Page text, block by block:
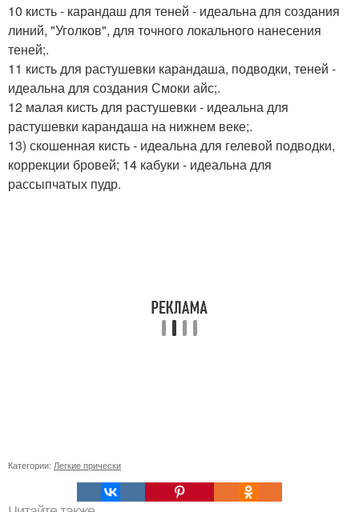
10 кисть - карандаш для теней - идеальна для создания
линий, "Уголков", для точного локального нанесения
теней;.
11 кисть для растушевки карандаша, подводки, теней -
идеальна для создания Смоки айс;.
12 малая кисть для растушевки - идеальна для
растушевки карандаша на нижнем веке;.
13) скошенная кисть - идеальна для гелевой подводки,
коррекции бровей; 14 кабуки - идеальна для
рассыпчатых пудр.
Категории: Легкие прически